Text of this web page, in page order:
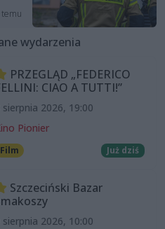
wydarzenia
PRZEGLĄD „FEDERICO
CIAO A TUTTI!”
sierpnia 2026, 19:00
Pionier
Film Już dziś
Szczeciński Bazar
sierpnia 2026, 10:00